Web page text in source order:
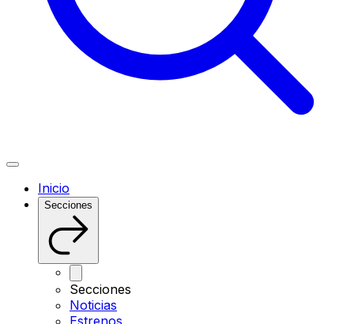
Inicio
Secciones
Secciones
Noticias
Estrenos